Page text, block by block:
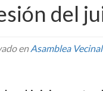
del
enAsamblea